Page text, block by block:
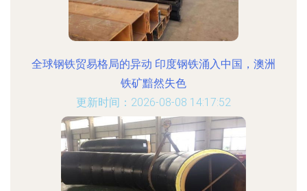
全球钢铁贸易格局的异动 印度钢铁涌入中国，澳洲
铁矿黯然失色
更新时间：2026-08-08 14:17:52